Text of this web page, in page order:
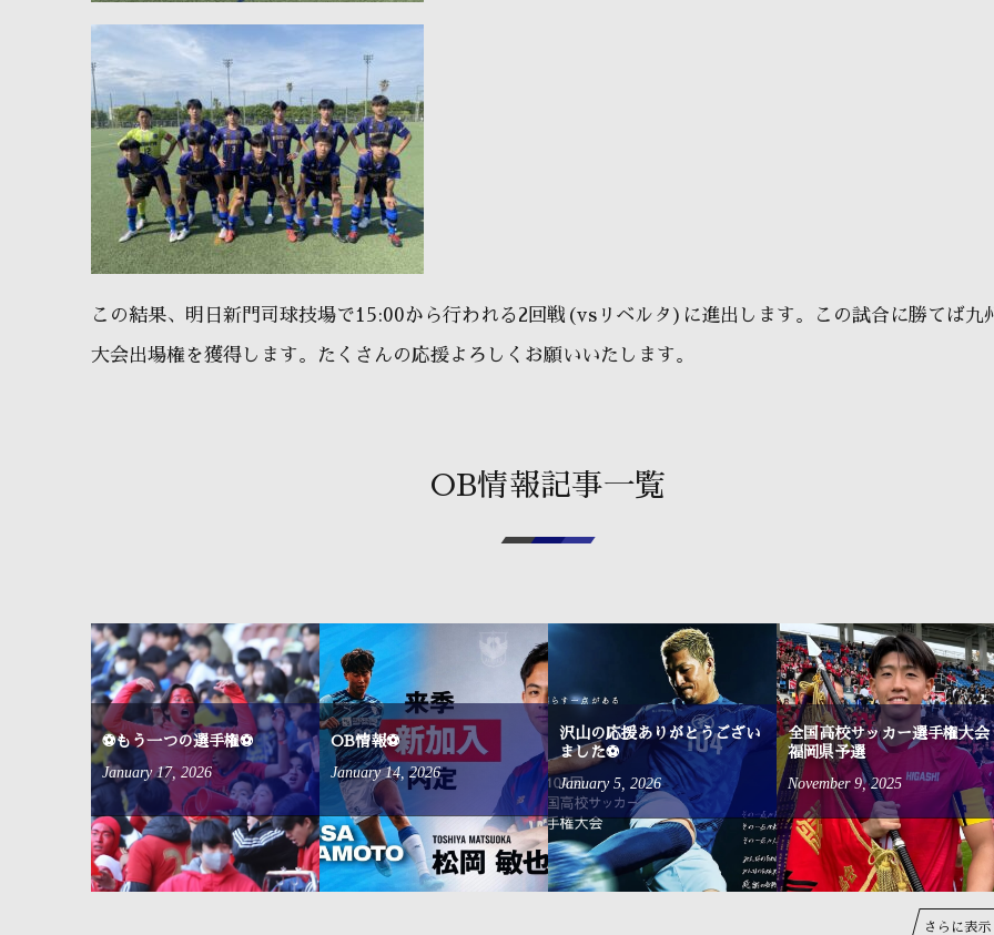
この結果、明日新門司球技場で15:00から行われる2回戦(vsリベルタ)に進出します。この試合に勝てば九
大会出場権を獲得します。たくさんの応援よろしくお願いいたします。
OB情報記事一覧
⚽もう一つの選手権⚽
January 17,2026
OB情報⚽
January 14 ,2026
沢山の応援ありがとうござい
ました⚽
January 5 2026
全国高校サッカー選手権大会
福岡県予選
November 9,2025
さらに表示